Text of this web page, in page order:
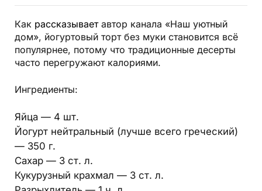
Как рассказываетавтор канала «Наш уютный
дом», йогуртовый торт без муки становится всё
популярнее, потому что традиционные десерты
часто перегружают калориями.
Ингредиенты:
Яйца — 4 шт.
Йогурт нейтральный (лучше всего греческий)
— 350 г.
Сахар — 3 ст. л.
Кукурузный крахмал — 3 ст. л.